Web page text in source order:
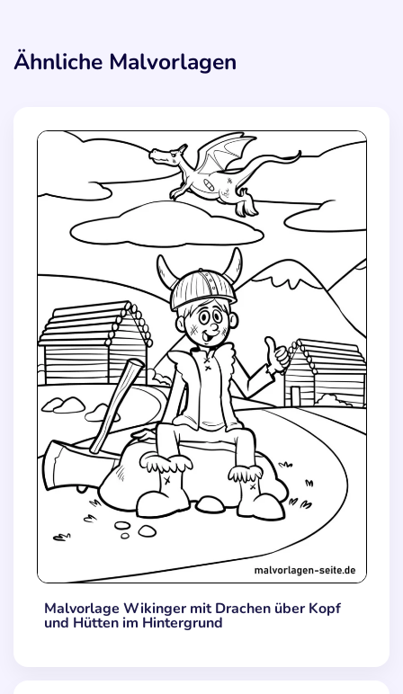
Ähnliche Malvorlagen
Malvorlage Wikinger mit Drachen über Kopf
und Hütten im Hintergrund